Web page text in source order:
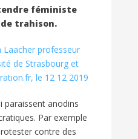
féministe
trahison.
Laacher professeur
de Strasbourg et
le 12 12 2019
paraissent anodins
Par exemple
contre des